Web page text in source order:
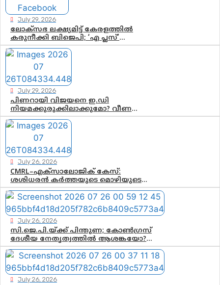
July 29, 2026
ലോക്സഭ ലക്ഷ്യമിട്ട് കേരളത്തിൽ
കരുനീക്കി ബിജെപി; ‘എ പ്ലസ്’
മണ്ഡലങ്ങളിൽ പ്രമുഖരെ ഇറക്കി
കേന്ദ്രനേതൃത്വം, തിരുവനന്തപുരത്ത്
രാജീവ് ചന്ദ്രശേഖർ, ആറ്റിങ്ങലിൽ കെ.
സുരേന്ദ്രൻ; ആലപ്പുഴയിൽ ശോഭാ
സുരേന്ദ്രൻ..
July 29, 2026
പിണറായി വിജയനെ ഇ.ഡി
നിയമക്കുരുക്കിലാക്കുമോ? വീണ
വിജയൻ മാപ്പുസാക്ഷിയാകുമോ?
കർത്തയുടെ മൊഴി നിർണായക
വഴിത്തിരിവാകുമോ?
July 26, 2026
CMRL–എക്‌സാലോജിക് കേസ്:
ശശിധരൻ കർത്തയുടെ മൊഴിയുടെ
അടിസ്ഥാനത്തിൽ പിണറായി
വിജയനെ ചോദ്യം ചെയ്യുന്നതിൽ ഉടൻ
തീരുമാനം; വീണയ്‌ക്കെതിരെ
കൂടുതൽ തെളിവുകൾ പരിശോധിച്ച്
ഇഡി
July 26, 2026
സി.ജെ.പി.യ്ക്ക് പിന്തുണ; കോൺഗ്രസ്
ദേശീയ നേതൃത്വത്തിൽ ആശങ്കയോ?
പാർട്ടിക്കുള്ളിൽ ഭിന്നാഭിപ്രായമെന്ന
വിലയിരുത്തൽ
July 26, 2026